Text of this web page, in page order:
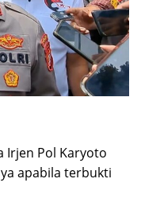
Irjen Pol Karyoto
apabila terbukti